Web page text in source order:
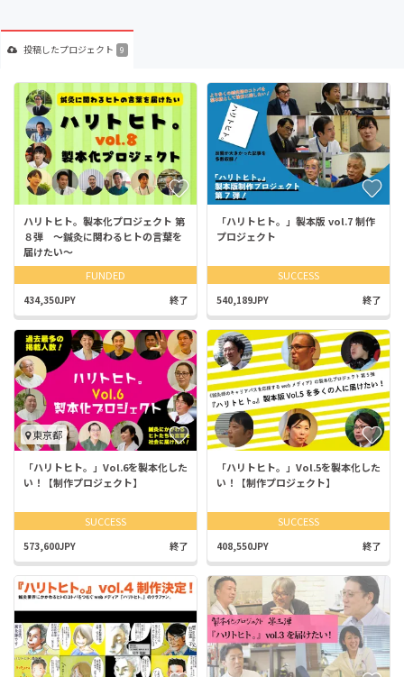
投稿したプロジェクト 9
ハリトヒト。製本化プロジェクト 第
８弾 〜鍼灸に関わるヒトの言葉を
届けたい〜
FUNDED
434,350JPY 終了
「ハリトヒト。」製本版 vol.7 制作
プロジェクト
SUCCESS
540,189JPY 終了
東京都
「ハリトヒト。」Vol.6を製本化した
い！【制作プロジェクト】
SUCCESS
573,600JPY 終了
「ハリトヒト。」Vol.5を製本化した
い！【制作プロジェクト】
SUCCESS
408,550JPY 終了